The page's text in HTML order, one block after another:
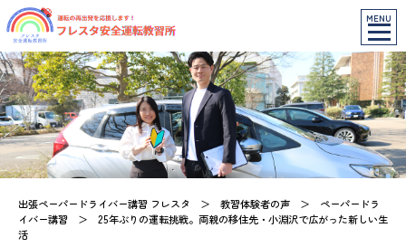
MENU
出張ペーパードライバー講習 フレスタ ＞ 教習体験者の声 ＞ ペーパードラ
イバー講習 ＞ 25年ぶりの運転挑戦。両親の移住先・小淵沢で広がった新しい生
活